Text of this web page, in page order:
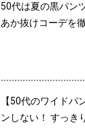
50代は夏の黒パン
あか抜けコーデを
【50代のワイドパ
ンしない！ すっき